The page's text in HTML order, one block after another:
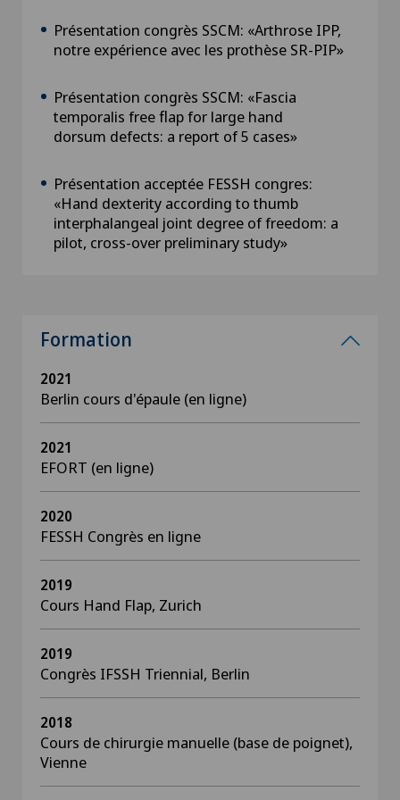
Présentation congrès SSCM: «Arthrose IPP,
notre expérience avec les prothèse SR-PIP»
Présentation congrès SSCM: «Fascia
temporalis free flap for large hand
dorsum defects: a report of 5 cases»
Présentation acceptée FESSH congres:
«Hand dexterity according to thumb
interphalangeal joint degree of freedom: a
pilot, cross-over preliminary study»
Formation
2021
Berlin cours d'épaule (en ligne)
2021
EFORT (en ligne)
2020
FESSH Congrès en ligne
2019
Cours Hand Flap, Zurich
2019
Congrès IFSSH Triennial, Berlin
2018
Cours de chirurgie manuelle (base de poignet),
Vienne